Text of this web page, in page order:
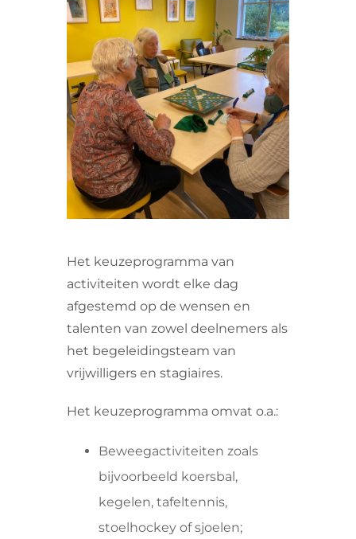
VRIJWILLIGERS & STAGIAIRES
CONTACT
Het keuzeprogramma van
activiteiten wordt elke dag
afgestemd op de wensen en
talenten van zowel deelnemers als
het begeleidingsteam van
vrijwilligers en stagiaires.
Het keuzeprogramma omvat o.a.:
Beweegactiviteiten zoals
bijvoorbeeld koersbal,
kegelen, tafeltennis,
stoelhockey of sjoelen;